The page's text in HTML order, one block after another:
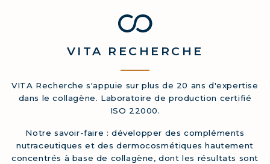
VITA RECHERCHE
VITA Recherche s'appuie sur plus de 20 ans d'expertise
dans le collagène. Laboratoire de production certifié
ISO 22000.
Notre savoir-faire : développer des compléments
nutraceutiques et des dermocosmétiques hautement
concentrés à base de collagène, dont les résultats sont